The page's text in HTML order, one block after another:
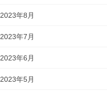
2023年8月
2023年7月
2023年6月
2023年5月